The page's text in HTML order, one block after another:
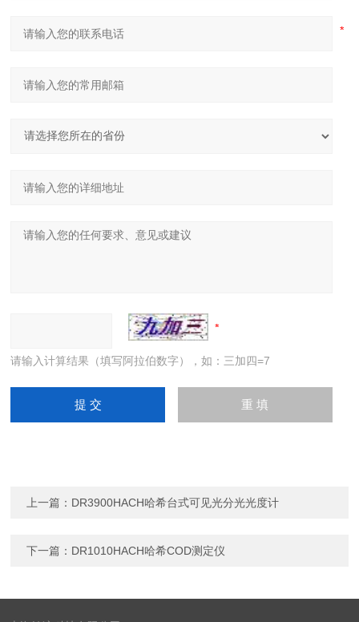
请输入计算结果（填写阿拉伯数字），如：三加四=7
上一篇： DR3900HACH哈希台式可见光分光光度计
下一篇： DR1010HACH哈希COD测定仪